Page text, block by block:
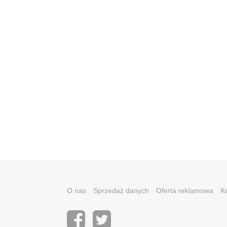
O nas Sprzedaż danych Oferta reklamowa